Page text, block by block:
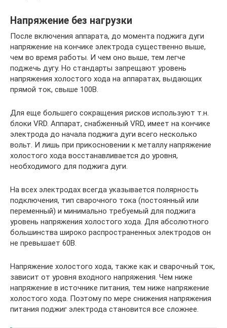
Напряжение без нагрузки
После включения аппарата, до момента поджига дуги
напряжение на кончике электрода существенно выше,
чем во время работы. И чем оно выше, тем легче
поджечь дугу. Но стандарты запрещают уровень
напряжения холостого хода на аппаратах, выдающих
прямой ток, свыше 100В.
Для еще большего сокращения рисков используют т.н.
блоки VRD. Аппарат, снабженный VRD, имеет на кончике
электрода до начала поджига дуги всего несколько
вольт. И лишь при прикосновении к металлу напряжение
холостого хода восстанавливается до уровня,
необходимого для поджига дуги.
На всех электродах всегда указывается полярность
подключения, тип сварочного тока (постоянный или
переменный) и минимально требуемый для поджига
уровень напряжения холостого хода. Для абсолютного
большинства широко распространенных электродов он
не превышает 60В.
Напряжение холостого хода, также как и сварочный ток,
зависит от уровня входного напряжения. Чем ниже
напряжение в источнике питания, тем ниже напряжение
холостого хода. Поэтому по мере снижения напряжения
питания поджиг электрода становится все сложнее.